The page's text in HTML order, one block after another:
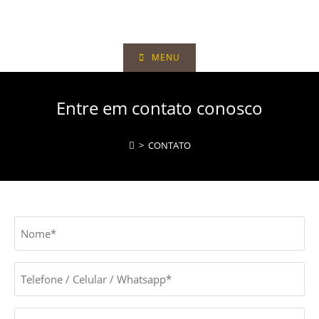
MENU
Entre em contato conosco
> CONTATO
Telefone
/
Celular